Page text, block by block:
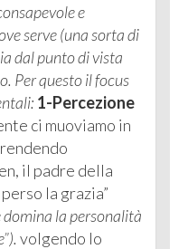
e
serve (una sorta di
dal punto di vista
Per questo il focus
1-Percezione
ci muoviamo in
il padre della
la grazia”
la personalità
volgendo lo